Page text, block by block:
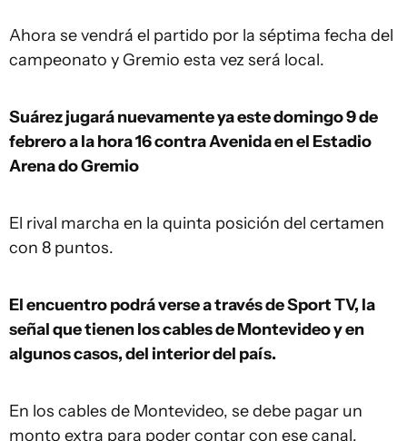
Ahora se vendrá el partido por la séptima fecha del
campeonato y Gremio esta vez será local.
Suárez jugará nuevamente ya este domingo 9 de
febrero a la hora 16 contra Avenida en el Estadio
Arena do Gremio
El rival marcha en la quinta posición del certamen
con 8 puntos.
El encuentro podrá verse a través de Sport TV, la
señal que tienen los cables de Montevideo y en
algunos casos, del interior del país.
En los cables de Montevideo, se debe pagar un
monto extra para poder contar con ese canal.